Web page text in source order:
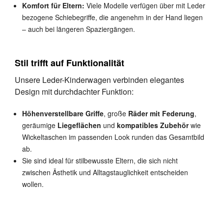
Komfort für Eltern: Viele Modelle verfügen über mit Leder
bezogene Schiebegriffe, die angenehm in der Hand liegen
– auch bei längeren Spaziergängen.
Stil trifft auf Funktionalität
Unsere Leder-Kinderwagen verbinden elegantes
Design mit durchdachter Funktion:
Höhenverstellbare Griffe, große Räder mit Federung,
geräumige Liegeflächen und kompatibles Zubehörwie
Wickeltaschen im passenden Look runden das Gesamtbild
ab.
Sie sind ideal für stilbewusste Eltern, die sich nicht
zwischen Ästhetik und Alltagstauglichkeit entscheiden
wollen.